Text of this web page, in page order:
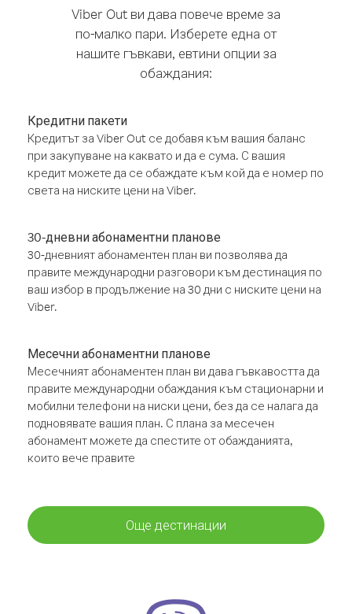
Viber Out ви дава повече време за
по-малко пари. Изберете една от
нашите гъвкави, евтини опции за
обаждания:
Кредитни пакети
Кредитът за Viber Out се добавя към вашия баланс
при закупуване на каквато и да е сума. С вашия
кредит можете да се обаждате към кой да е номер по
света на ниските цени на Viber.
30-дневни абонаментни планове
30-дневният абонаментен план ви позволява да
правите международни разговори към дестинация по
ваш избор в продължение на 30 дни с ниските цени на
Viber.
Месечни абонаментни планове
Месечният абонаментен план ви дава гъвкавостта да
правите международни обаждания към стационарни и
мобилни телефони на ниски цени, без да се налага да
подновявате вашия план. С плана за месечен
абонамент можете да спестите от обажданията,
които вече правите
Още дестинации